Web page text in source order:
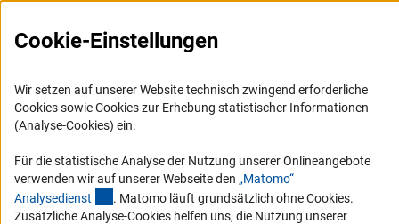
FAQ
Logo und Corporate Design
RSS-Feeds
Vergabeverfahren
Barrierefreiheit
Cookie-Einstellungen
Wir setzen auf unserer Website technisch zwingend erforderliche
Cookies sowie Cookies zur Erhebung statistischer Informationen
(Analyse-Cookies) ein.
Für die statistische Analyse der Nutzung unserer Onlineangebote
verwenden wir auf unserer Webseite den „Matomo“
Analysedienst (externer Link)
. Matomo läuft grundsätzlich ohne Cookies.
Zusätzliche Analyse-Cookies helfen uns, die Nutzung unserer